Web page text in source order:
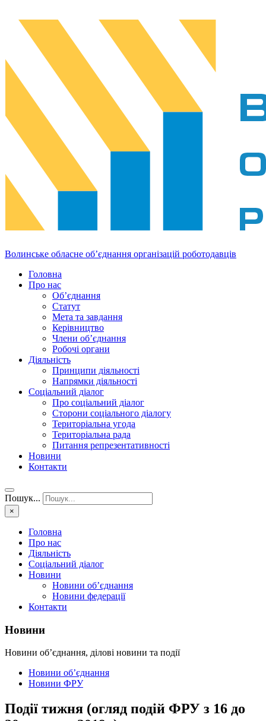
Волинське обласне об’єднання організацій роботодавців
Головна
Про нас
Об’єднання
Статут
Мета та завдання
Керівництво
Члени об’єднання
Робочі органи
Діяльність
Принципи діяльності
Напрямки діяльності
Соціальний діалог
Про соціальний діалог
Сторони соціального діалогу
Територіальна угода
Територіальна рада
Питання репрезентативності
Новини
Контакти
Пошук...
×
Головна
Про нас
Діяльність
Соціальний діалог
Новини
Новини об’єднання
Новини федерації
Контакти
Новини
Новини об’єднання, ділові новини та події
Новини об’єднання
Новини ФРУ
Події тижня (огляд подій ФРУ з 16 до